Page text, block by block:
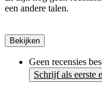
een andere talen.
Bekijken
Geen recensies
Schrijf als eerste